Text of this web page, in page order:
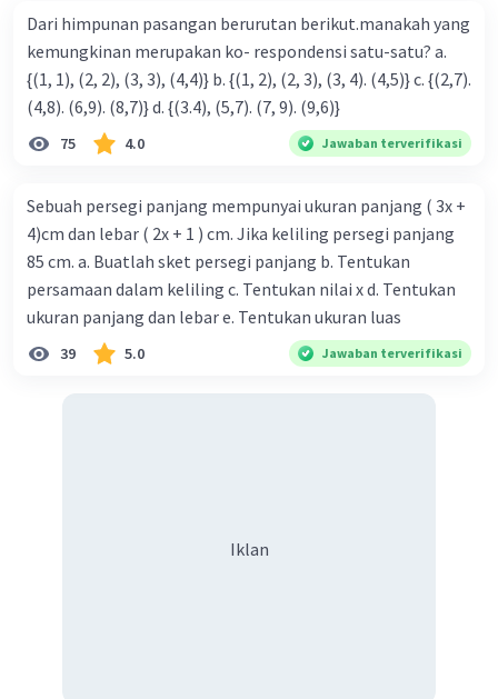
Dari himpunan pasangan berurutan berikut.manakah yang
kemungkinan merupakan ko- respondensi satu-satu? a.
{(1, 1), (2, 2), (3, 3), (4,4)} b. {(1, 2), (2, 3), (3, 4). (4,5)} c. {(2,7).
(4,8). (6,9). (8,7)} d. {(3.4), (5,7). (7, 9). (9,6)}
75 4.0 Jawaban terverifikasi
Sebuah persegi panjang mempunyai ukuran panjang ( 3x +
4)cm dan lebar ( 2x + 1 ) cm. Jika keliling persegi panjang
85 cm. a. Buatlah sket persegi panjang b. Tentukan
persamaan dalam keliling c. Tentukan nilai x d. Tentukan
ukuran panjang dan lebar e. Tentukan ukuran luas
39 5.0 Jawaban terverifikasi
Iklan